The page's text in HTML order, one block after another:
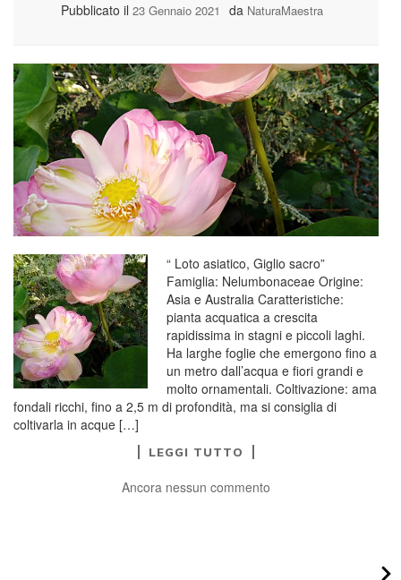
Pubblicato il 23 Gennaio 2021 da NaturaMaestra
“ Loto asiatico, Giglio sacro”
Famiglia: Nelumbonaceae Origine:
Asia e Australia Caratteristiche:
pianta acquatica a crescita
rapidissima in stagni e piccoli laghi.
Ha larghe foglie che emergono fino a
un metro dall’acqua e fiori grandi e
molto ornamentali. Coltivazione: ama
fondali ricchi, fino a 2,5 m di profondità, ma si consiglia di
coltivarla in acque […]
LEGGI TUTTO
Ancora nessun commento